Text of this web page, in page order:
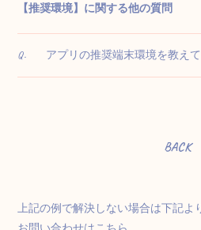
【推奨環境】に関する他の質問
Q. アプリの推奨端末環境を教えて
BACK
上記の例で解決しない場合は下記よ
お問い合わせはこちら